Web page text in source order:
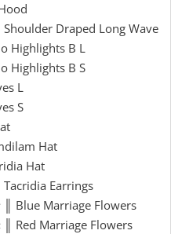
Draped Long Wave
Highlights B L
Highlights B S
L
S
Hat
Hat
Earrings
Blue Marriage Flowers
Red Marriage Flowers